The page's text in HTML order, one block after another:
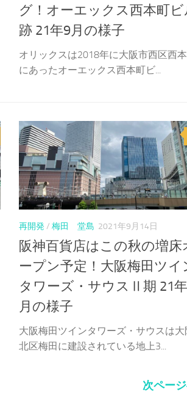
グ！オーエックス西本町ビ
跡 21年9月の様子
オリックスは2018年に大阪市西区西
にあったオーエックス西本町ビ...
再開発 / 梅田 堂島 2021年9月14日
阪神百貨店はこの秋の増床
ープン予定！大阪梅田ツイ
タワーズ・サウスⅡ期 21
月の様子
大阪梅田ツインタワーズ・サウスは大
北区梅田に建設されている地上3...
次ペー